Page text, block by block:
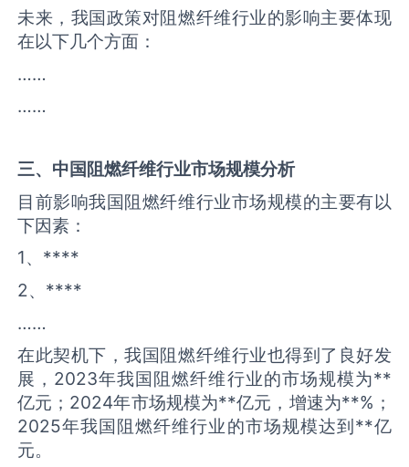
未来，我国政策对阻燃纤维行业的影响主要体现
在以下几个方面：
……
……
三、中国阻燃纤维行业市场规模分析
目前影响我国阻燃纤维行业市场规模的主要有以
下因素：
1、****
2、****
……
在此契机下，我国阻燃纤维行业也得到了良好发
展，2023年我国阻燃纤维行业的市场规模为**
亿元；2024年市场规模为**亿元，增速为**%；
2025年我国阻燃纤维行业的市场规模达到**亿
元。